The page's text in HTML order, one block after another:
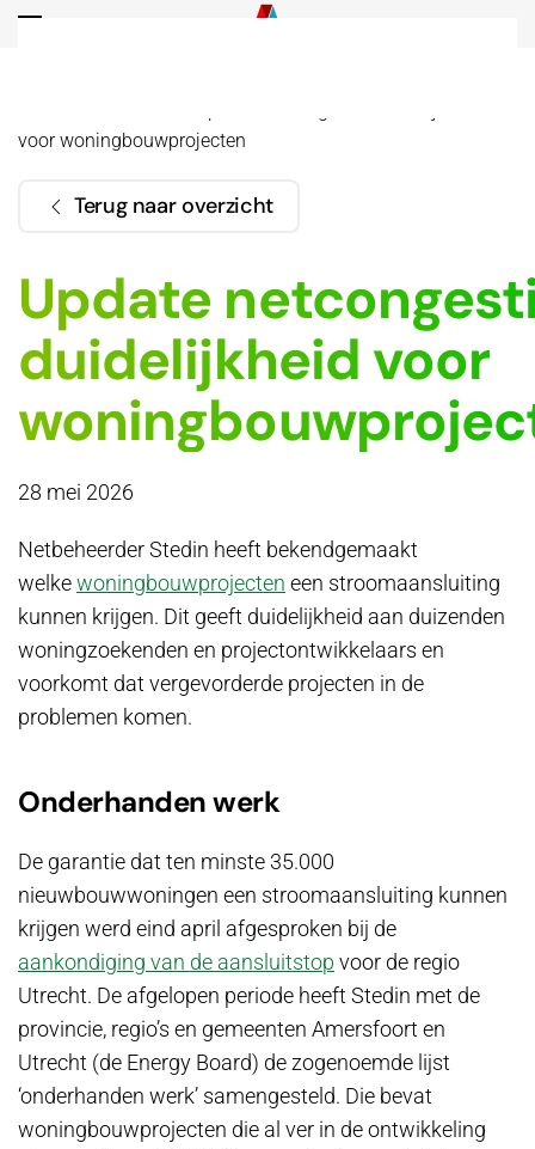
voor woningbouwprojecten
Terug naar overzicht
Update
duidelijkheid voor
28 mei 2026
Netbeheerder Stedin heeft bekendgemaakt
welkewoningbouwprojecten een stroomaansluiting
kunnen krijgen. Dit geeft duidelijkheid aan duizenden
woningzoekenden en projectontwikkelaars en
voorkomt dat vergevorderde projecten in de
problemen komen.
Onderhanden werk
De garantie dat ten minste 35.000
nieuwbouwwoningen een stroomaansluiting kunnen
krijgen werd eind april afgesproken bij de
aankondiging van de aansluitstop voor de regio
Utrecht. De afgelopen periode heeft Stedin met de
provincie, regio’s en gemeenten Amersfoort en
Utrecht (de Energy Board) de zogenoemde lijst
‘onderhanden werk’ samengesteld. Die bevat
woningbouwprojecten die al ver in de ontwikkeling